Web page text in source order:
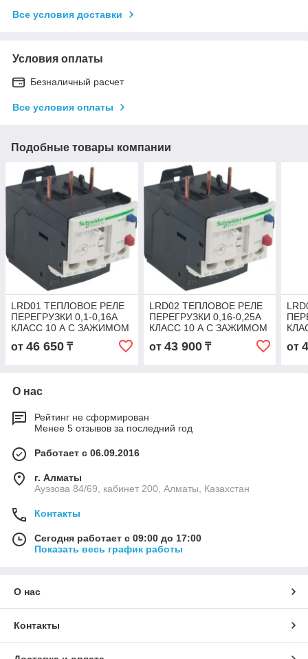
Все условия доставки
Условия оплаты
Безналичный расчет
Все условия оплаты
Подобные товары компании
LRD01 ТЕПЛОВОЕ РЕЛЕ
ПЕРЕГРУЗКИ 0,1-0,16A
КЛАСС 10 А С ЗАЖИМОМ
от 46 650 ₸
LRD02 ТЕПЛОВОЕ РЕЛЕ
ПЕРЕГРУЗКИ 0,16-0,25A
КЛАСС 10 А С ЗАЖИМОМ
от 43 900₸ от
О нас
Рейтинг не сформирован
Менее 5 отзывов за последний год
Работает с 06.09.2016
г. Алматы
Ауэзова 84/69, кабинет 200, Алматы, Казахстан
Контакты
Сегодня работает с 09:00 до 17:00
Показать весь график работы
О нас
Контакты